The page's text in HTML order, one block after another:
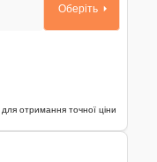
Оберіть
для отримання точної ціни